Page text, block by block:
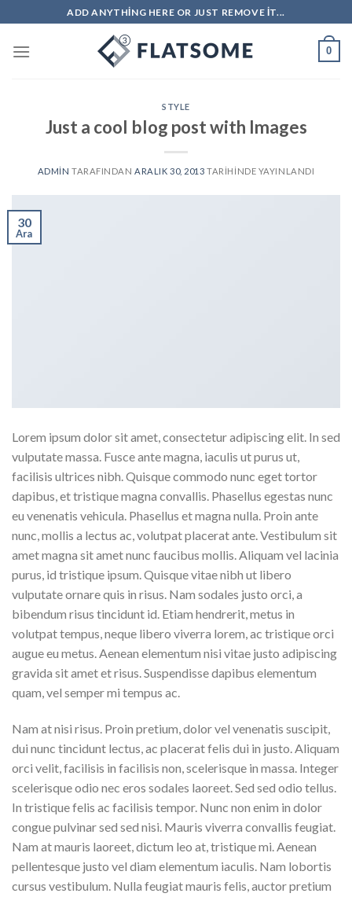
atla
ADD ANYTHING HERE OR JUST REMOVE IT...
0
STYLE
Just a cool blog post with Images
ADMIN TARAFINDAN ARALIK 30, 2013 TARIHINDE YAYINLANDI
30
Ara
Lorem ipsum dolor sit amet, consectetur adipiscing elit. In sed
vulputate massa. Fusce ante magna, iaculis ut purus ut,
facilisis ultrices nibh. Quisque commodo nunc eget tortor
dapibus, et tristique magna convallis. Phasellus egestas nunc
eu venenatis vehicula. Phasellus et magna nulla. Proin ante
nunc, mollis a lectus ac, volutpat placerat ante. Vestibulum sit
amet magna sit amet nunc faucibus mollis. Aliquam vel lacinia
purus, id tristique ipsum. Quisque vitae nibh ut libero
vulputate ornare quis in risus. Nam sodales justo orci, a
bibendum risus tincidunt id. Etiam hendrerit, metus in
volutpat tempus, neque libero viverra lorem, ac tristique orci
augue eu metus. Aenean elementum nisi vitae justo adipiscing
gravida sit amet et risus. Suspendisse dapibus elementum
quam, vel semper mi tempus ac.
Nam at nisi risus. Proin pretium, dolor vel venenatis suscipit,
dui nunc tincidunt lectus, ac placerat felis dui in justo. Aliquam
orci velit, facilisis in facilisis non, scelerisque in massa. Integer
scelerisque odio nec eros sodales laoreet. Sed sed odio tellus.
In tristique felis ac facilisis tempor. Nunc non enim in dolor
congue pulvinar sed sed nisi. Mauris viverra convallis feugiat.
Nam at mauris laoreet, dictum leo at, tristique mi. Aenean
pellentesque justo vel diam elementum iaculis. Nam lobortis
cursus vestibulum. Nulla feugiat mauris felis, auctor pretium